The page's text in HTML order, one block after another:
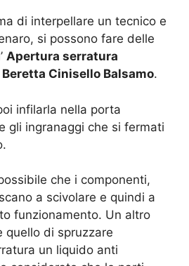
di interpellare un tecnico e
si possono fare delle
Apertura serratura
Cinisello Balsamo.
infilarla nella porta
gli ingranaggi che si fermati
che i componenti,
a scivolare e quindi a
funzionamento. Un altro
quello di spruzzare
un liquido anti